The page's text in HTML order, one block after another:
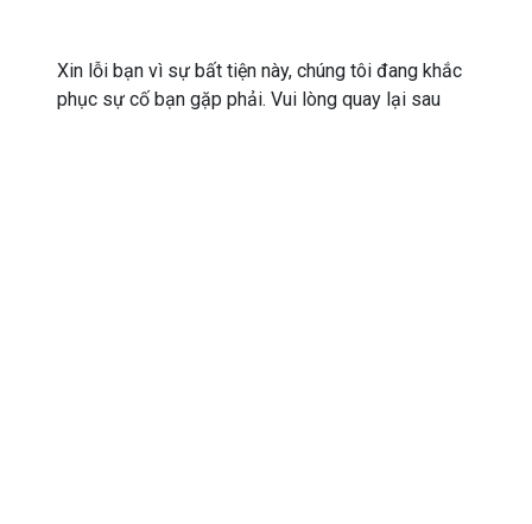
Xin lỗi bạn vì sự bất tiện này, chúng tôi đang khắc
phục sự cố bạn gặp phải. Vui lòng quay lại sau